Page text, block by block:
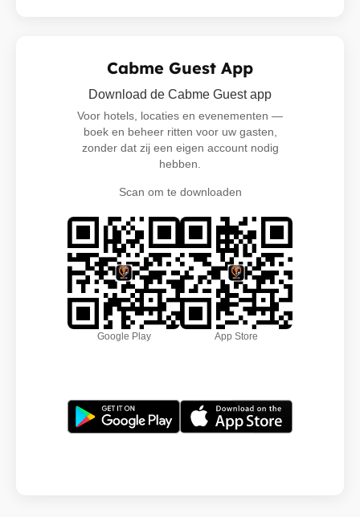
Cabme Guest App
Download de Cabme Guest app
Voor hotels, locaties en evenementen —
boek en beheer ritten voor uw gasten,
zonder dat zij een eigen account nodig
hebben.
Scan om te downloaden
Google Play App Store